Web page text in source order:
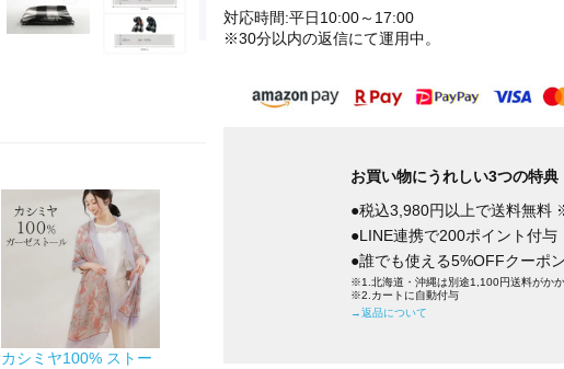
カシミヤ100% ストー
対応時間:平日10:00～17:00
※30分以内の返信にて運用中。
お買い物にうれしい3つの特典
●税込3,980円以上で送料無料
●LINE連携で200ポイント付与
●誰でも使える5%OFFクーポ
※1.北海道・沖縄は別途1,100円送料がか
※2.カートに自動付与
→返品について